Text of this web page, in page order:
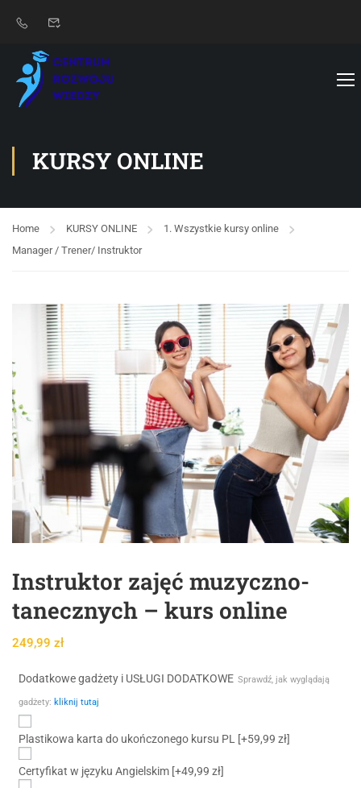
KURSY ONLINE
Home KURSY ONLINE
1. Wszystkie kursy online
Manager / Trener/ Instruktor
Instruktor zajęć muzyczno-
tanecznych – kurs online
249,99 zł
Dodatkowe gadżety i USŁUGI DODATKOWE Sprawdź, jak wyglądają
gadżety: kliknij tutaj
Plastikowa karta do ukończonego kursu PL [+59,99 zł]
Certyfikat w języku Angielskim [+49,99 zł]